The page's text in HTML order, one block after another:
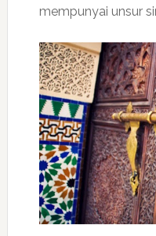
mempunyai unsur